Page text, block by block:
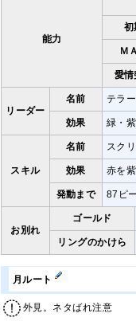
能力
初
Ｍ
愛情
リーダー
名前 テラ
効果 緑・
スキル
名前 スク
効果 赤を
発動まで 87ピ
お別れ
ゴールド
リングのかけら
月ルート
外見。ネタばれ注意